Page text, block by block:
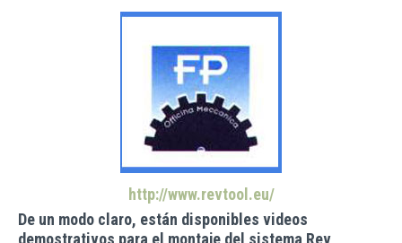
http://www.revtool.eu/
De un modo claro, están disponibles videos
demostrativos para el montaje del sistema Rev